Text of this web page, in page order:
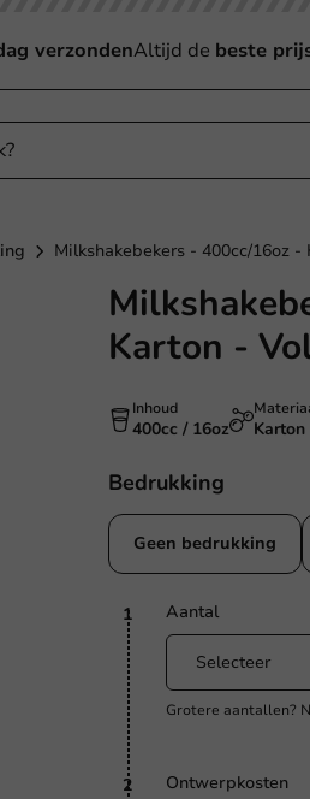
verzondenAltijd de beste
Milkshakebekers - 400cc/16oz
Karton -
Inhoud
400cc / 16oz Karton
Bedrukking
Geen bedrukking
1 Aantal
Grotere aantallen?
2 Ontwerpkosten